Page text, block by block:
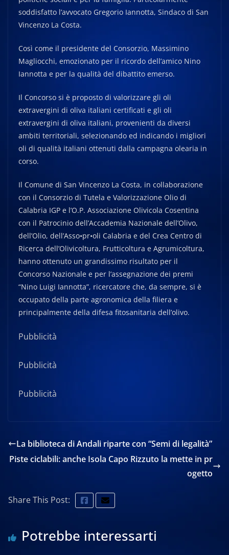
soddisfatto l’avvocato Gregorio Iannotta, Sindaco di San
Vincenzo La Costa.
Così come il presidente del Consorzio, Massimino
Magliocchi, emozionato per il ricordo dell’amico Nino
Iannotta e per la qualità del dibattito emerso.
Il Concorso si è proposto di valorizzare gli oli
extravergini di oliva italiani certificati e gli oli
extravergini di oliva italiani, provenienti da diversi
ambiti territoriali, selezionando ed indicando i migliori
oli di qualità italiani ottenuti dalla campagna olearia in
corso.
Il Comune di San Vincenzo La Costa, in collaborazione
con il Consorzio di Tutela e Valorizzazione Olio di
Calabria IGP e l’O.P. Associazione Olivicola Cosentina
con il Patrocinio dell’Accademia Nazionale dell’Olivo,
dell’Olio, dell’Asso•pr•oli Calabria e del Crea Centro di
Ricerca dell’Olivicoltura, Frutticoltura e Agrumicoltura,
hanno ottenuto un grandissimo risultato per il
Concorso Nazionale e per l’assegnazione dei premi
“Nino Luigi Iannotta”, ricercatore che, da sempre, si è
occupato della parte agronomica della filiera e
principalmente della difesa fitosanitaria dell’olivo.
Pubblicità
Pubblicità
Pubblicità
La biblioteca di Andali riparte con “Semi di legalità”
Piste ciclabili: anche Isola Capo Rizzuto la mette in pr
ogetto
Share This Post:
Potrebbe interessarti